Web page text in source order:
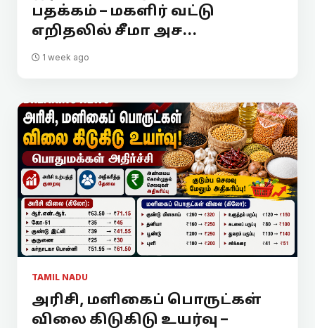
பதக்கம் – மகளிர் வட்டு
எறிதலில் சீமா அச...
1 week ago
TAMIL NADU
அரிசி, மளிகைப் பொருட்கள்
விலை கிடுகிடு உயர்வு –